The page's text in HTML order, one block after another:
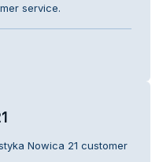
service.
Nowica 21 customer